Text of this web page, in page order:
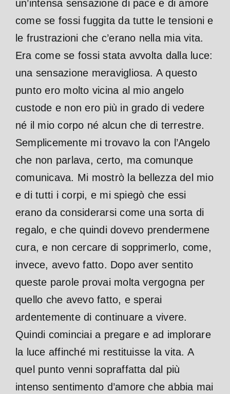
un’intensa sensazione di pace e di amore
come se fossi fuggita da tutte le tensioni e
le frustrazioni che c’erano nella mia vita.
Era come se fossi stata avvolta dalla luce:
una sensazione meravigliosa. A questo
punto ero molto vicina al mio angelo
custode e non ero più in grado di vedere
né il mio corpo né alcun che di terrestre.
Semplicemente mi trovavo la con l’Angelo
che non parlava, certo, ma comunque
comunicava. Mi mostrò la bellezza del mio
e di tutti i corpi, e mi spiegò che essi
erano da considerarsi come una sorta di
regalo, e che quindi dovevo prendermene
cura, e non cercare di sopprimerlo, come,
invece, avevo fatto. Dopo aver sentito
queste parole provai molta vergogna per
quello che avevo fatto, e sperai
ardentemente di continuare a vivere.
Quindi cominciai a pregare e ad implorare
la luce affinché mi restituisse la vita. A
quel punto venni sopraffatta dal più
intenso sentimento d’amore che abbia mai